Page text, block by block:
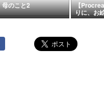
母のこと2 【
りに、お
みた。